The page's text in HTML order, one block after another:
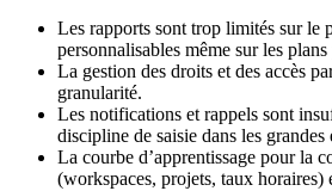
Les rapports sont trop limités sur le
personnalisables même sur les plans
La gestion des droits et des accès
granularité.
Les notifications et rappels sont
discipline de saisie dans les grandes
La courbe d’apprentissage pour la
(workspaces, projets, taux horaires)